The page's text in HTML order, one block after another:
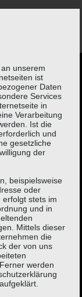
wie
Sprachspielerin
unserem
ist
Daten
Services
in
Verarbeitung
Ist die
und
gesetzliche
der
beispielsweise
oder
stets im
und in
Mittels dieser
die
der von uns
werden